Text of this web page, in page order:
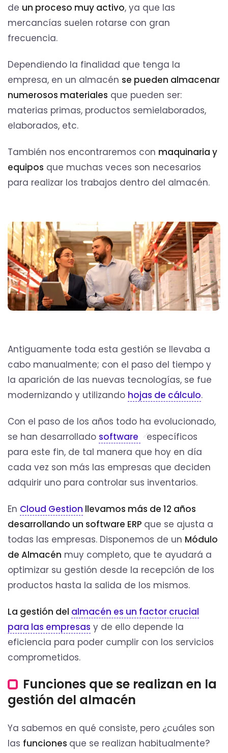
de un proceso muy activo, ya que las
mercancías suelen rotarse con gran
frecuencia.
Dependiendo la finalidad que tenga la
empresa, en un almacén se pueden almacenar
numerosos materiales que pueden ser:
materias primas, productos semielaborados,
elaborados, etc.
También nos encontraremos con maquinaria y
equipos que muchas veces son necesarios
para realizar los trabajos dentro del almacén.
Antiguamente toda esta gestión se llevaba a
cabo manualmente; con el paso del tiempo y
la aparición de las nuevas tecnologías, se fue
modernizando y utilizando hojas de cálculo.
Con el paso de los años todo ha evolucionado,
se han desarrollado software
específicos
para este fin, de tal manera que hoy en día
cada vez son más las empresas que deciden
adquirir uno para controlar sus inventarios.
En Cloud Gestion llevamos más de 12 años
desarrollando un software ERP que se ajusta a
todas las empresas. Disponemos de un Módulo
de Almacén muy completo, que te ayudará a
optimizar su gestión desde la recepción de los
productos hasta la salida de los mismos.
La gestión del almacén es un factor crucial
para las empresas y de ello depende la
eficiencia para poder cumplir con los servicios
comprometidos.
Funciones que se realizan en la
gestión del almacén
Ya sabemos en qué consiste, pero ¿cuáles son
las funciones que se realizan habitualmente?